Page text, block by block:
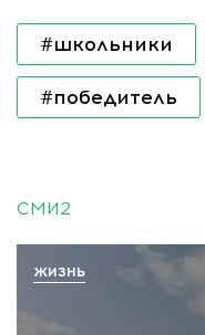
#школьники
#победитель
СМИ2
ЖИЗНЬ